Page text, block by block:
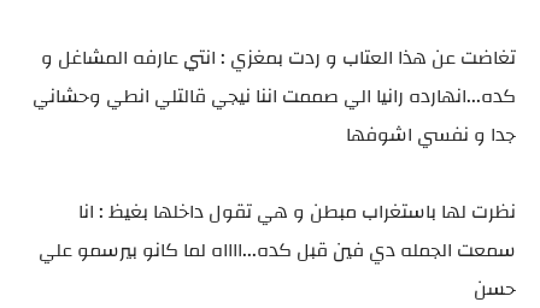
تغاضت عن هذا العتاب و ردت بمغزي : انتي عارفه المشاغل و
كده...انهارده رانيا الي صممت اننا نيجي قالتلي انطي وحشاني
جدا و نفسي اشوفها
نظرت لها باستغراب مبطن و هي تقول داخلها بغيظ : انا
سمعت الجمله دي فين قبل كده...ااااه لما كانو بيرسمو علي
حسن